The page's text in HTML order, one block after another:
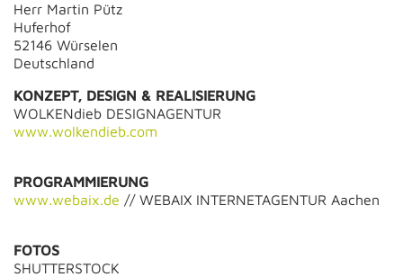
Herr Martin Pütz
Huferhof
52146 Würselen
Deutschland
KONZEPT, DESIGN & REALISIERUNG
WOLKENdieb DESIGNAGENTUR
www.wolkendieb.com
PROGRAMMIERUNG
www.webaix.de // WEBAIX INTERNETAGENTUR Aachen
FOTOS
SHUTTERSTOCK